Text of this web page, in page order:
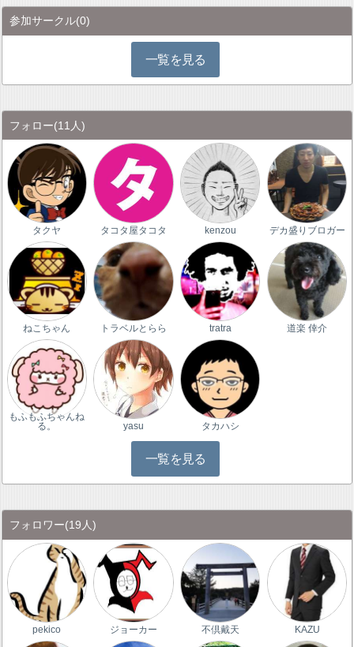
参加サークル(0)
一覧を見る
フォロー(11人)
タクヤ タコタ屋タコタ kenzou デカ盛りブロガー
ねこちゃん トラベルとらら tratra 道楽 倖介
もふもふちゃんね
る。
yasu タカハシ
一覧を見る
フォロワー(19人)
pekico ジョーカー 不倶戴天 KAZU